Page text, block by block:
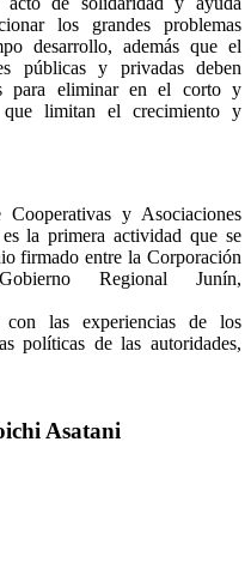
los grandes problemas
desarrollo, además que el
públicas y privadas deben
para eliminar en el corto y
que limitan el crecimiento y
y Asociaciones
la primera actividad que se
firmado entre la Corporación
Regional Junín,
las experiencias de los
políticas de las autoridades,
Asatani